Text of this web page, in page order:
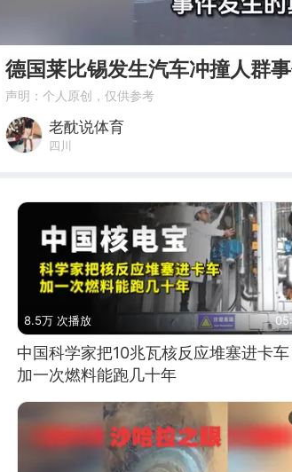
德国莱比锡发生汽车冲撞人群
声明：个人原创，仅供参考
老酖说体育
四川
8.5万 次播放
中国科学家把10兆瓦核反应堆塞进卡车
加一次燃料能跑几十年